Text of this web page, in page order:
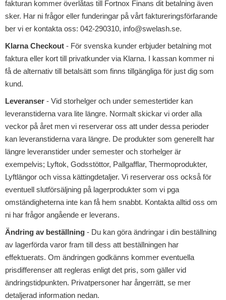
fakturan kommer överlåtas till Fortnox Finans dit betalning även
sker. Har ni frågor eller funderingar på vårt faktureringsförfarande
ber vi er kontakta oss: 042-290310, info@swelash.se.
Klarna Checkout - För svenska kunder erbjuder betalning mot
faktura eller kort till privatkunder via Klarna. I kassan kommer ni
få de alternativ till betalsätt som finns tillgängliga för just dig som
kund.
Leveranser - Vid storhelger och under semestertider kan
leveranstiderna vara lite längre. Normalt skickar vi order alla
veckor på året men vi reserverar oss att under dessa perioder
kan leveranstiderna vara längre. De produkter som generellt har
längre leveranstider under semester och storhelger är
exempelvis; Lyftok, Godsstöttor, Pallgafflar, Thermoprodukter,
Lyftlängor och vissa kättingdetaljer. Vi reserverar oss också för
eventuell slutförsäljning på lagerprodukter som vi pga
omständigheterna inte kan få hem snabbt. Kontakta alltid oss om
ni har frågor angående er leverans.
Ändring av beställning - Du kan göra ändringar i din beställning
av lagerförda varor fram till dess att beställningen har
effektuerats. Om ändringen godkänns kommer eventuella
prisdifferenser att regleras enligt det pris, som gäller vid
ändringstidpunkten. Privatpersoner har ångerrätt, se mer
detaljerad information nedan.